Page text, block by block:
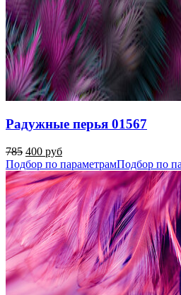
Радужные перья 01567
785 400 руб
Подбор по параметрамПодбор по